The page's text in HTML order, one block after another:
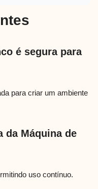
é segura para
para criar um ambiente
da Máquina de
uso contínuo.